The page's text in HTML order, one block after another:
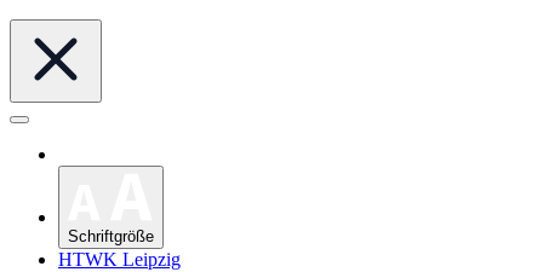
Schriftgröße
HTWK Leipzig